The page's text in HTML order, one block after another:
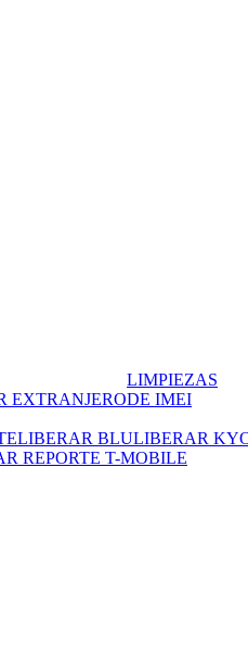
EXTRANJERO
LIBERAR BLULIBERAR
LIMPIEZAS
DE IMEI
REPORTE T-MOBILE